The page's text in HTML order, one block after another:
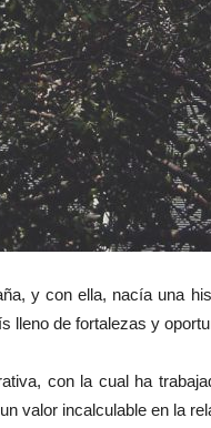
y con ella, nacía una
lleno de fortalezas y
con la cual ha
valor incalculable en la